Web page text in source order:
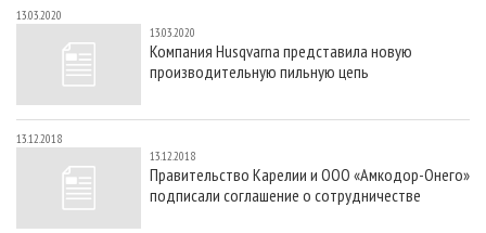
13.03.2020
13.03.2020
Компания Husqvarna представила новую
производительную пильную цепь
13.12.2018
13.12.2018
Правительство Карелии и ООО «Амкодор-Онего»
подписали соглашение о сотрудничестве